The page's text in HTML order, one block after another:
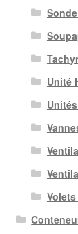
Unité